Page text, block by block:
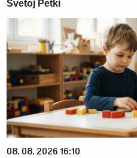
Svetoj Petki
08. 08. 2026 16:10